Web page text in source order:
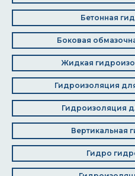
Бетонная
Боковая
Жидкая
Гидроизоляция
Гидроизоляция
Вертикальная
Гидро